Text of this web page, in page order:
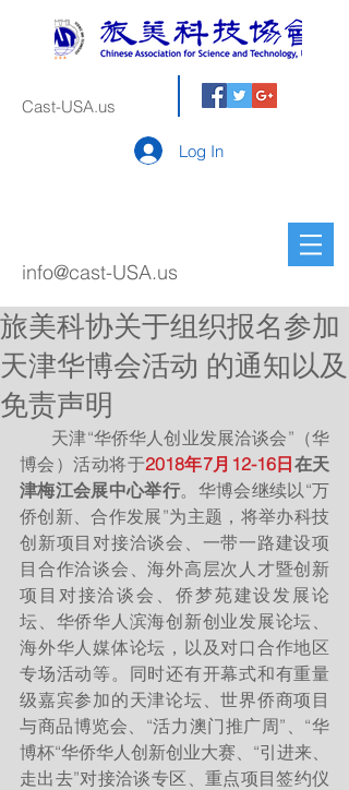
Cast-USA.us
Log In
info@cast-USA.us
旅美科协关于组织报名参加
天津华博会活动 的通知以及
免责声明
博会）活动将于2018年7月12-16日在天
津梅江会展中心举行。华博会继续以“万
侨创新、合作发展”为主题，将举办科技
创新项目对接洽谈会、一带一路建设项
目合作洽谈会、海外高层次人才暨创新
项目对接洽谈会、侨梦苑建设发展论
坛、华侨华人滨海创新创业发展论坛、
海外华人媒体论坛，以及对口合作地区
专场活动等。同时还有开幕式和有重量
级嘉宾参加的天津论坛、世界侨商项目
与商品博览会、“活力澳门推广周”、“华
博杯“华侨华人创新创业大赛、“引进来、
走出去”对接洽谈专区、重点项目签约仪